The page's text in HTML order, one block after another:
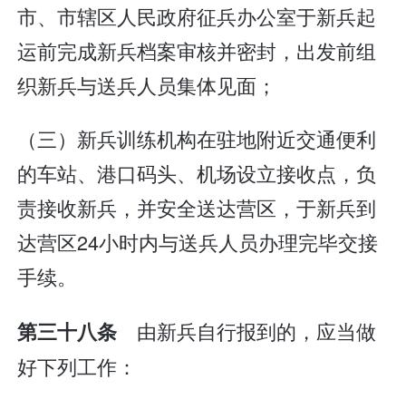
市、市辖区人民政府征兵办公室于新兵起
运前完成新兵档案审核并密封，出发前组
织新兵与送兵人员集体见面；
（三）新兵训练机构在驻地附近交通便利
的车站、港口码头、机场设立接收点，负
责接收新兵，并安全送达营区，于新兵到
达营区24小时内与送兵人员办理完毕交接
手续。
第三十八条 由新兵自行报到的，应当做
好下列工作：